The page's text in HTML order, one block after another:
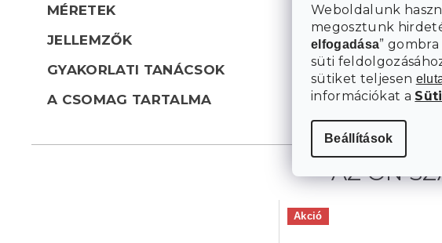
Weboldalunk
megosztunk
elfogadása”
süti
sütiket teljesen
információkat a
Beállítások
Akció
MÉRETEK
JELLEMZŐK
GYAKORLATI TANÁCSOK
A CSOMAG TARTALMA